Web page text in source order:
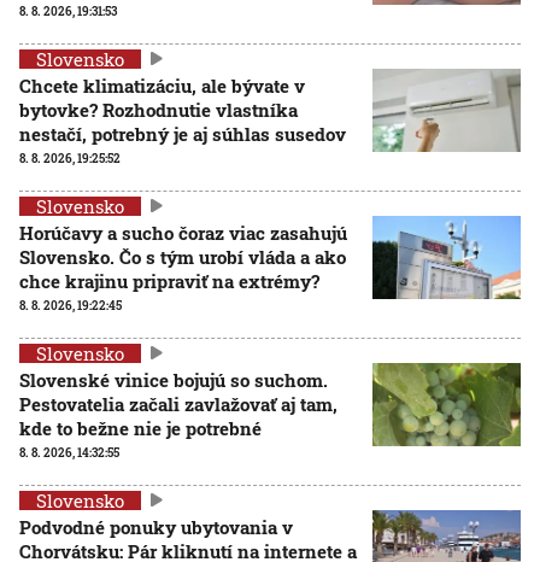
8. 8. 2026, 19:31:53
Slovensko
Chcete klimatizáciu, ale bývate v
bytovke? Rozhodnutie vlastníka
nestačí, potrebný je aj súhlas susedov
8. 8. 2026, 19:25:52
Slovensko
Horúčavy a sucho čoraz viac zasahujú
Slovensko. Čo s tým urobí vláda a ako
chce krajinu pripraviť na extrémy?
8. 8. 2026, 19:22:45
Slovensko
Slovenské vinice bojujú so suchom.
Pestovatelia začali zavlažovať aj tam,
kde to bežne nie je potrebné
8. 8. 2026, 14:32:55
Slovensko
Podvodné ponuky ubytovania v
Chorvátsku: Pár kliknutí na internete a